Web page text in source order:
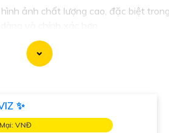
ảnh chất lượng cao, đặc biệt
✨
VNĐ